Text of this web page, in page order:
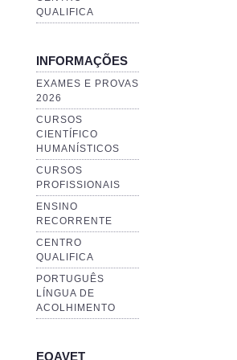
QUALIFICA
INFORMAÇÕES
EXAMES E PROVAS
2026
CURSOS
CIENTÍFICO
HUMANÍSTICOS
CURSOS
PROFISSIONAIS
ENSINO
RECORRENTE
CENTRO
QUALIFICA
PORTUGUÊS
LÍNGUA DE
ACOLHIMENTO
EQAVET